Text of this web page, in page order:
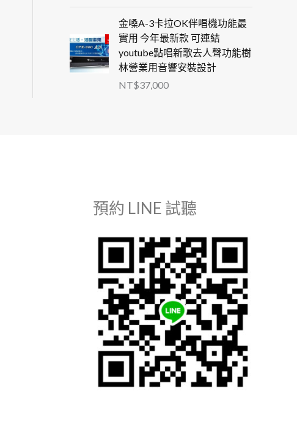
金嗓A-3卡拉OK伴唱機功能最
實用 今年最新款 可連結
youtube點唱新歌去人聲功能樹
林營業用音響安裝設計
NT$37,000
預約 LINE 試聽